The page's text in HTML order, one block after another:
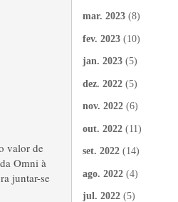
valor de
Omni à
juntar-se
mar. 2023 (8)
fev. 2023 (10)
jan. 2023 (5)
dez. 2022 (5)
nov. 2022 (6)
out. 2022 (11)
set. 2022 (14)
ago. 2022 (4)
jul. 2022 (5)